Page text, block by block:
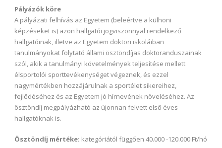
Pályázók köre
A pályázati felhívás az Egyetem (beleértve a külhoni
képzéseket is) azon hallgatói jogviszonnyal rendelkező
hallgatóinak, illetve az Egyetem doktori iskoláiban
tanulmányokat folytató állami ösztöndíjas doktoranduszainak
szól, akik a tanulmányi követelmények teljesítése mellett
élsportolói sporttevékenységet végeznek, és ezzel
nagymértékben hozzájárulnak a sportélet sikereihez,
fejlődéséhez és az Egyetem jó hírnevének növeléséhez. Az
ösztöndíj megpályázható az újonnan felvett első éves
hallgatóknak is.
Ösztöndíj mértéke: kategóriától függően 40.000 -120.000 Ft/hó